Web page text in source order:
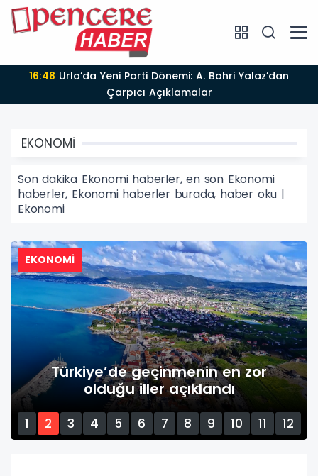
16:44İZMİR OTOGARI İÇİN TEDBİR KARARI KALDIRILDI,
TAHLİYE İŞLEMİNİN ÖNÜ AÇILDI
EKONOMİ
Son dakika Ekonomi haberler, en son Ekonomi
haberler, Ekonomi haberler burada, haber oku |
Ekonomi
EKONOMİ
Türkiye’de geçinmenin en zor
olduğu iller açıklandı
1 2 3 4 5 6 7 8 9 10 11
12